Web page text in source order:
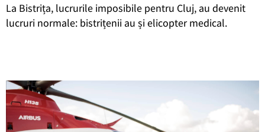
La Bistrița, lucrurile imposibile pentru Cluj, au devenit
lucruri normale: bistrițenii au și elicopter medical.